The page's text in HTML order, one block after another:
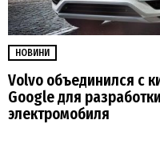
НОВИНИ
Volvo объединился с
Google для
электромобиля